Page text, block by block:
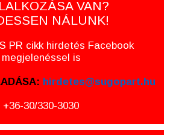
VAN?
NÁLUNK!
PR cikk hirdetés Facebook
megjelenéssel is
hirdetes@sugopart.hu
+36-30/330-3030